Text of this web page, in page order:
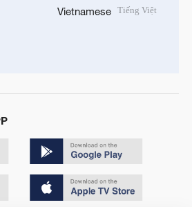
Vietnamese Tiếng Việt